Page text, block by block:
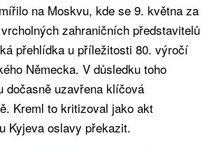
na Moskvu, kde se 9. května za
zahraničních představitelů
přehlídka u příležitosti 80. výročí
Německa. V důsledku toho
dočasně uzavřena klíčová
Kreml to kritizoval jako akt
Kyjeva oslavy překazit.